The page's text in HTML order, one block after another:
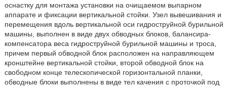
оснастку для монтажа установки на очищаемом выпарном
аппарате и фиксации вертикальной стойки. Узел вывешивания и
перемещения вдоль вертикальной оси гидроструйной бурильной
машины, выполнен в виде двух обводных блоков, балансира-
компенсатора веса гидроструйной бурильной машины и троса,
причем первый обводной блок расположен на направляющем
кронштейне вертикальной стойки, второй обводной блок на
свободном конце телескопической горизонтальной планки,
обводные блоки выполнены в виде тел качения с проточкой под